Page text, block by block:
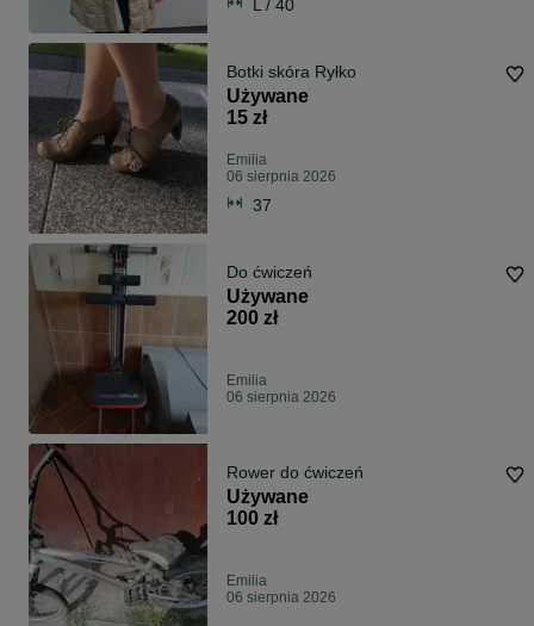
L / 40
Botki skóra Ryłko
Używane
15 zł
Emilia
06 sierpnia 2026
37
Do ćwiczeń
Używane
200 zł
Emilia
06 sierpnia 2026
Rower do ćwiczeń
Używane
100 zł
Emilia
06 sierpnia 2026